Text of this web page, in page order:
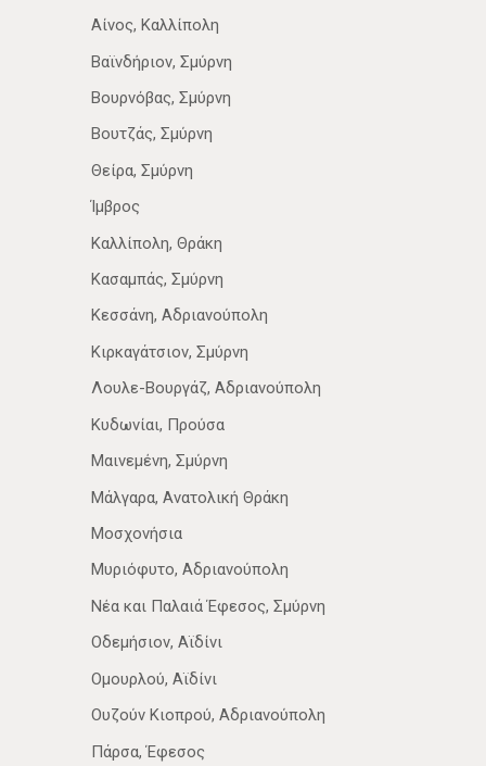
Αίνος, Καλλίπολη
Βαϊνδήριον, Σμύρνη
Βουρνόβας, Σμύρνη
Βουτζάς, Σμύρνη
Θείρα, Σμύρνη
Ίμβρος
Καλλίπολη, Θράκη
Κασαμπάς, Σμύρνη
Κεσσάνη, Αδριανούπολη
Κιρκαγάτσιον, Σμύρνη
Λουλε-Βουργάζ, Αδριανούπολη
Κυδωνίαι, Προύσα
Μαινεμένη, Σμύρνη
Μάλγαρα, Ανατολική Θράκη
Μοσχονήσια
Μυριόφυτο, Αδριανούπολη
Νέα­ και Παλαιά Έφεσος, Σμύρνη
Οδεμήσιον, Αϊδίνι
Ομουρλού, Αϊδίνι
Ουζούν Κιοπρού, Αδριανούπολη
Πάρσα, Έφεσος